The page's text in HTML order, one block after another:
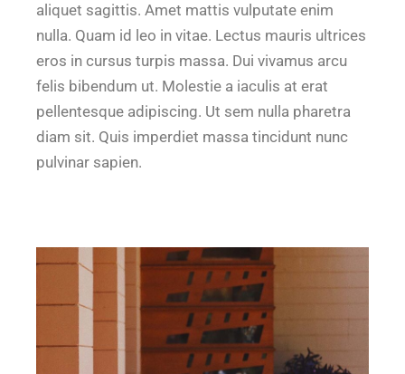
aliquet sagittis. Amet mattis vulputate enim
nulla. Quam id leo in vitae. Lectus mauris ultrices
eros in cursus turpis massa. Dui vivamus arcu
felis bibendum ut. Molestie a iaculis at erat
pellentesque adipiscing. Ut sem nulla pharetra
diam sit. Quis imperdiet massa tincidunt nunc
pulvinar sapien.